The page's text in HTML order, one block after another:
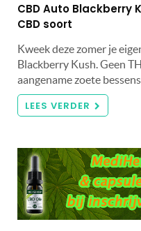
CBD Auto Blackberry
CBD soort
Kweek deze zomer je
Blackberry Kush. Geen
aangename zoete
LEES VERDER